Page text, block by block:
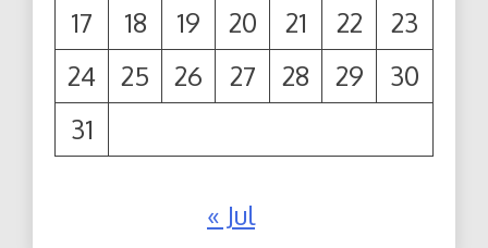
17 18 19 20 21 22
23
24
25 26 27 28 29
30
31
« Jul